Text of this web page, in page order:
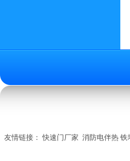
友情链接：快速门厂家 消防电伴热 铁